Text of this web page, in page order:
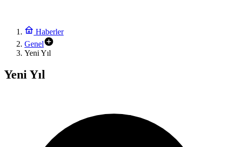
Haberler
Genel
Yeni Yıl
Yeni Yıl